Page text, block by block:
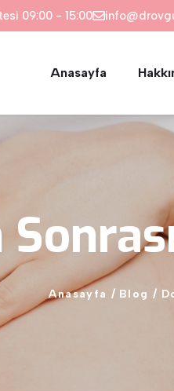
09:00 - 15:00
Anasayfa
Anasayfa / Blog /